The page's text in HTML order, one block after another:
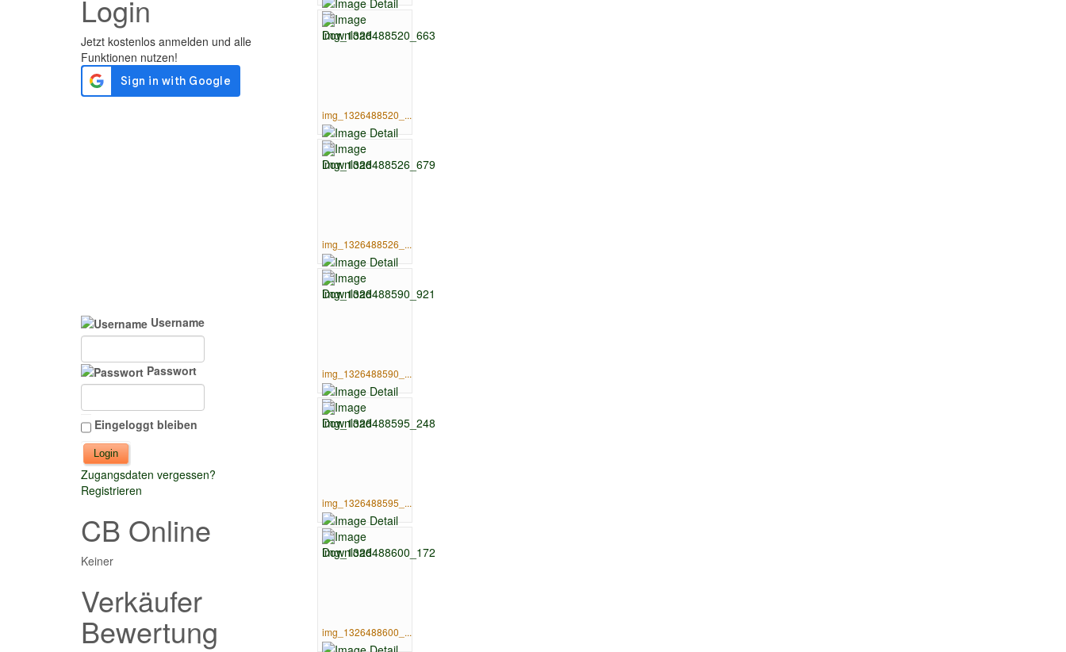
Login
Username
Passwort
Eingeloggt bleiben
Zugangsdaten vergessen?
Registrieren
CB Online
Keiner
Verkäufer
Bewertung
img_1326488520_...
img_1326488526_...
img_1326488590_...
img_1326488595_...
img_1326488600_...